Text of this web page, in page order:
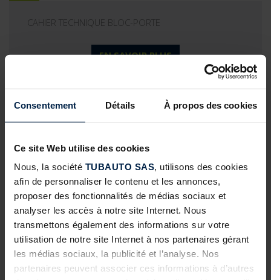
Consentement Détails À propos des cookies
Ce site Web utilise des cookies
Nous, la société TUBAUTO SAS, utilisons des cookies
afin de personnaliser le contenu et les annonces,
proposer des fonctionnalités de médias sociaux et
analyser les accès à notre site Internet. Nous
transmettons également des informations sur votre
utilisation de notre site Internet à nos partenaires gérant
les médias sociaux, la publicité et l’analyse. Nos
partenaires peuvent associer ces informations à d’autres
CAHIER TECHNIQUE BLOC-PORTE
EN SAVOIR PLUS
CAHIER TECHNIQUE PORTE D’ENTRÉE
EN SAVOIR PLUS
24
MAR
CAHIER TECHNIQUE PORTE DE GARAGE BATTANTE
DUOMATIC
EN SAVOIR PLUS
24